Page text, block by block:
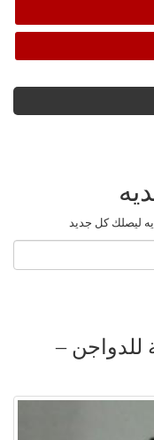
ليصلك كل جديد
للدواجن –